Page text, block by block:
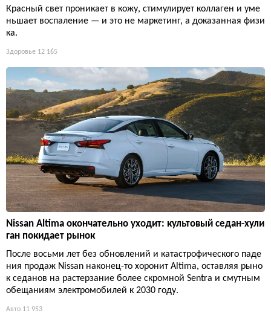
Красный свет проникает в кожу, стимулирует коллаген и уме
ньшает воспаление — и это не маркетинг, а доказанная физи
ка.
Здоровье 12 165
Nissan Altima окончательно уходит: культовый седан-хули
ган покидает рынок
После восьми лет без обновлений и катастрофического паде
ния продаж Nissan наконец-то хоронит Altima, оставляя рыно
к седанов на растерзание более скромной Sentra и смутным
обещаниям электромобилей к 2030 году.
Авто 11 953